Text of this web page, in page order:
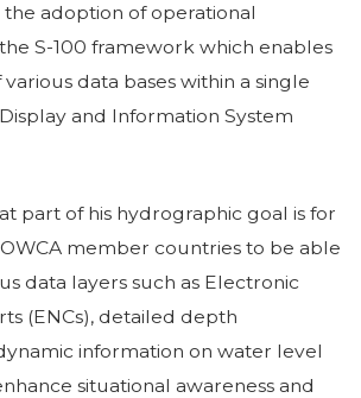
adoption of operational
S-100 framework which enables
data bases within a single
and Information System
part of his hydrographic goal is for
member countries to be able
data layers such as Electronic
(ENCs), detailed depth
information on water level
situational awareness and